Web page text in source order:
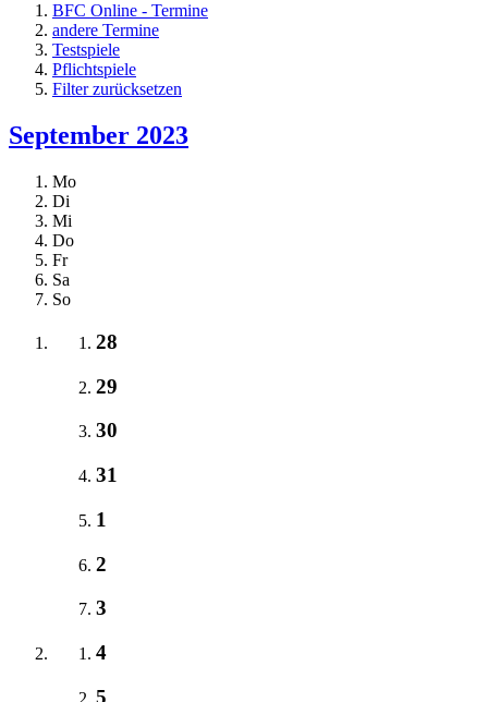
BFC Online - Termine
andere Termine
Testspiele
Pflichtspiele
Filter zurücksetzen
September 2023
Mo
Di
Mi
Do
Fr
Sa
So
28
29
30
31
1
2
3
4
5